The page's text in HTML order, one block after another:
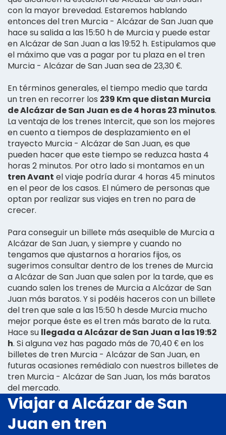
con la mayor brevedad. Estaremos hablando
entonces del tren Murcia - Alcázar de San Juan que
hace su salida a las 15:50 h de Murcia y puede estar
en Alcázar de San Juan a las 19:52 h. Estipulamos que
el máximo que vas a pagar por tu plaza en el tren
Murcia - Alcázar de San Juan sea de 23,30 €.
En términos generales, el tiempo medio que tarda
un tren en recorrer los 239 Km que distan Murcia
de Alcázar de San Juan es de 4 horas 23 minutos.
La ventaja de los trenes Intercit, que son los mejores
en cuento a tiempos de desplazamiento en el
trayecto Murcia - Alcázar de San Juan, es que
pueden hacer que este tiempo se reduzca hasta 4
horas 2 minutos. Por otro lado si montamos en un
tren Avant el viaje podría durar 4 horas 45 minutos
en el peor de los casos. El número de personas que
optan por realizar sus viajes en tren no para de
crecer.
Para conseguir un billete más asequible de Murcia a
Alcázar de San Juan, y siempre y cuando no
tengamos que ajustarnos a horarios fijos, os
sugerimos consultar dentro de los trenes de Murcia
a Alcázar de San Juan que salen por la tarde, que es
cuando salen los trenes de Murcia a Alcázar de San
Juan más baratos. Y si podéis haceros con un billete
del tren que sale a las 15:50 h desde Murcia mucho
mejor porque éste es el tren más barato de la ruta.
Hace su llegada a Alcázar de San Juan a las 19:52
h. Si alguna vez has pagado más de 70,40 € en los
billetes de tren Murcia - Alcázar de San Juan, en
futuras ocasiones remédialo con nuestros billetes de
tren Murcia - Alcázar de San Juan, los más baratos
del mercado.
Viajar a Alcázar de San
Juan en tren